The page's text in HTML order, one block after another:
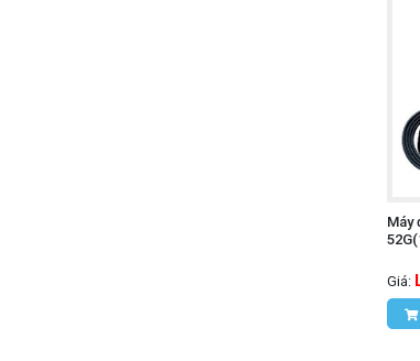
Máy
Giá: